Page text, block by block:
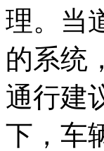
理。当
的系统
通行建
下，车